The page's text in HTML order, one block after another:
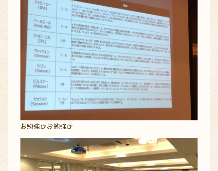
お勉強🍺お勉強🍺